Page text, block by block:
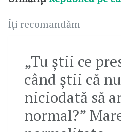
Îți recomandăm
„Tu știi ce
când știi că
niciodată să
normal?”